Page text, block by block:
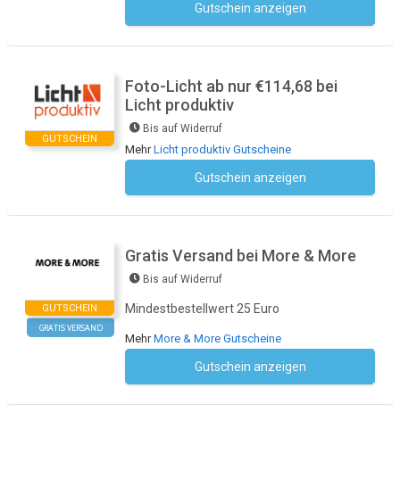
Gutschein anzeigen
GUTSCHEIN
Foto-Licht ab nur €114,68 bei
Licht produktiv
Bis auf Widerruf
MehrLicht produktiv Gutscheine
Gutschein anzeigen
GUTSCHEIN
GRATIS VERSAND
Gratis Versand bei More & More
Bis auf Widerruf
Mindestbestellwert 25 Euro
MehrMore & More Gutscheine
Gutschein anzeigen